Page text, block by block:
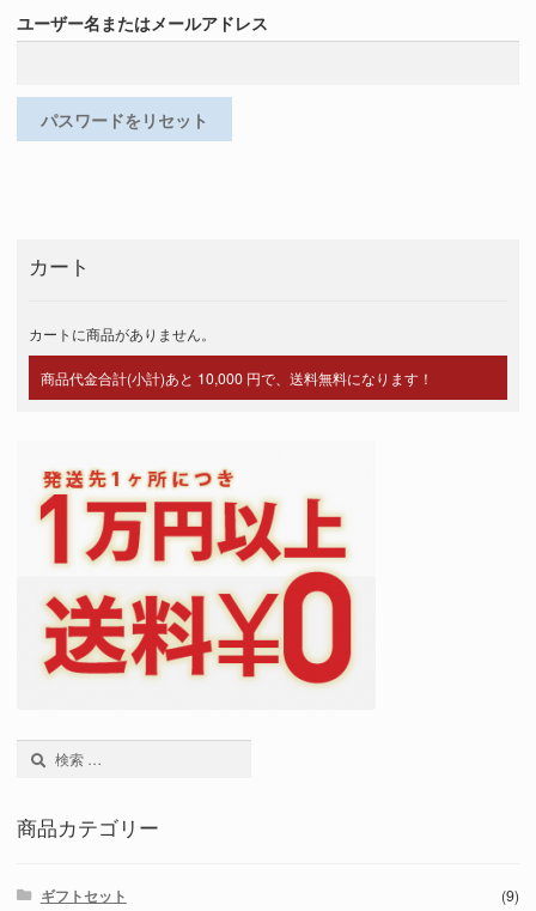
ユーザー名またはメールアドレス
パスワードをリセット
カート
カートに商品がありません。
商品代金合計(小計)あと 10,000 円で、送料無料になります！
検
索:
商品カテゴリー
ギフトセット (9)